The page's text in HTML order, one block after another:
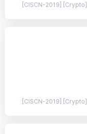
[CISCN-2019] [Crypto]
[CISCN-2019] [Crypto]